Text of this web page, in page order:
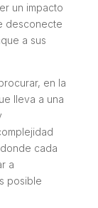
un impacto
desconecte
a sus
en la
lleva a una
cada
a
posible